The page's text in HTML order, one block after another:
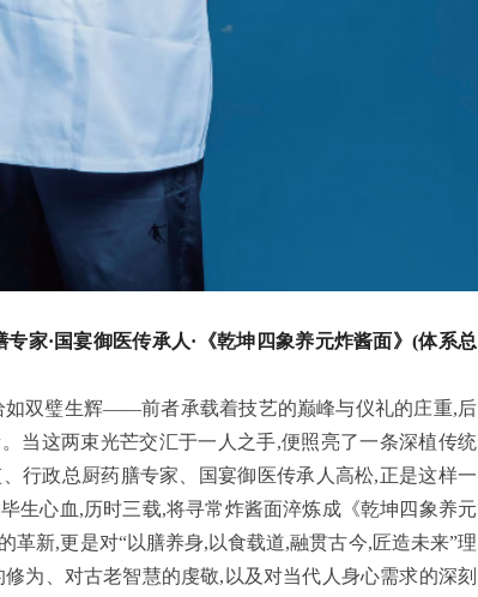
家·国宴御医传承人·《乾坤四象养元炸酱面》(体系总
如双璧生辉——前者承载着技艺的巅峰与仪礼的庄重,后
当这两束光芒交汇于一人之手,便照亮了一条深植传统
行政总厨药膳专家、国宴御医传承人高松,正是这样一
生心血,历时三载,将寻常炸酱面淬炼成《乾坤四象养元
革新,更是对“以膳养身,以食载道,融贯古今,匠造未来”理
为、对古老智慧的虔敬,以及对当代人身心需求的深刻